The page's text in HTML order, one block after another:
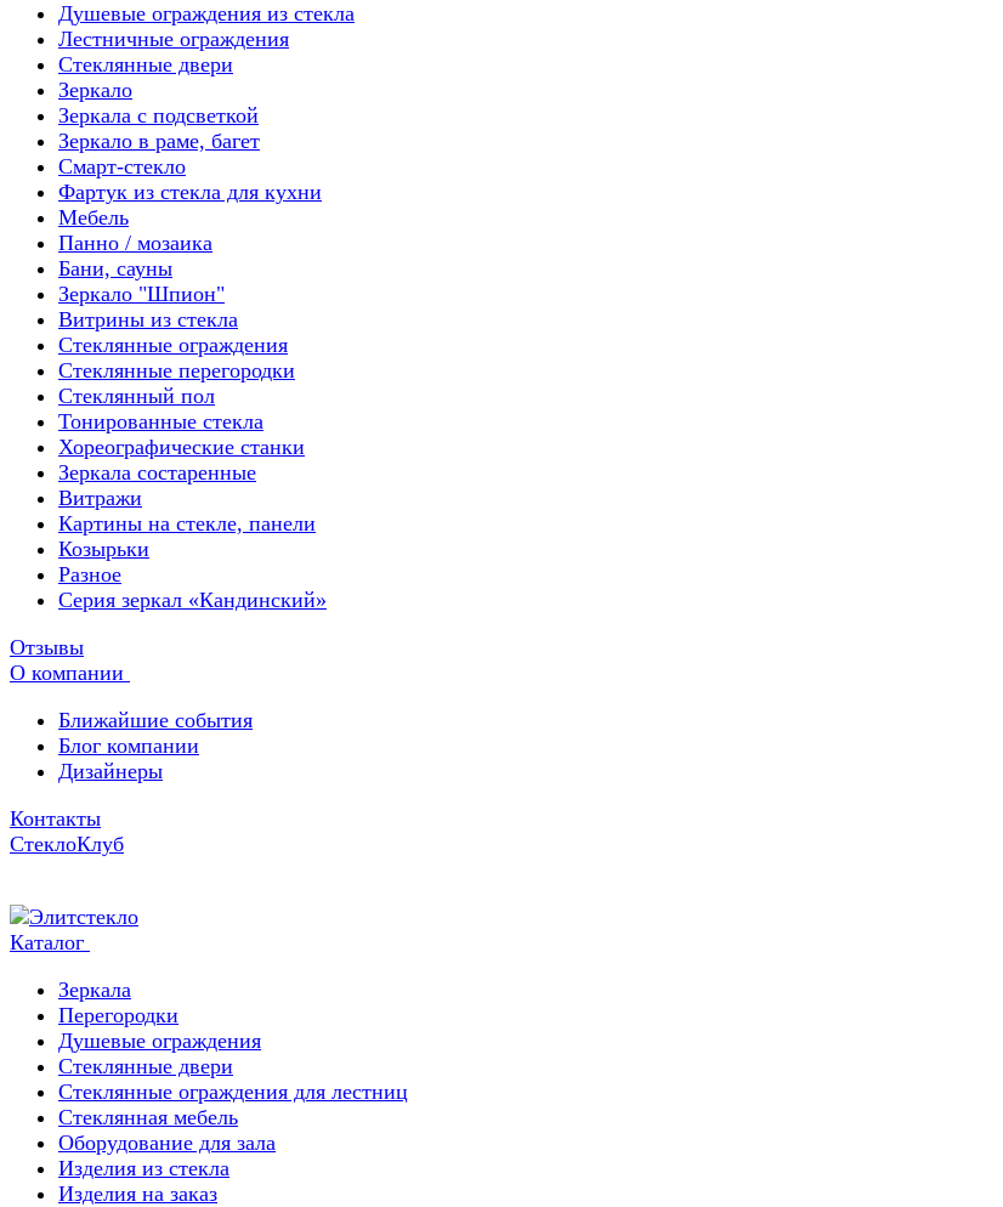
Душевые ограждения из стекла
Лестничные ограждения
Стеклянные двери
Зеркало
Зеркала с подсветкой
Зеркало в раме, багет
Смарт-стекло
Фартук из стекла для кухни
Мебель
Панно / мозаика
Бани, сауны
Зеркало "Шпион"
Витрины из стекла
Стеклянные ограждения
Стеклянные перегородки
Стеклянный пол
Тонированные стекла
Хореографические станки
Зеркала состаренные
Витражи
Картины на стекле, панели
Козырьки
Разное
Серия зеркал «Кандинский»
Отзывы
О компании
Ближайшие события
Блог компании
Дизайнеры
Контакты
СтеклоКлуб
Каталог
Зеркала
Перегородки
Душевые ограждения
Стеклянные двери
Стеклянные ограждения для лестниц
Стеклянная мебель
Оборудование для зала
Изделия из стекла
Изделия на заказ